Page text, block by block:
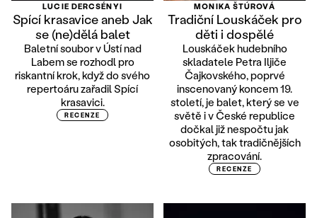
LUCIE DERCSÉNYI
Spící krasavice aneb Jak
se (ne)dělá balet
Baletní soubor v Ústí nad
Labem se rozhodl pro
riskantní krok, když do svého
repertoáru zařadil Spící
krasavici.
RECENZE
MONIKA ŠTÚROVÁ
Tradiční Louskáček pro
děti i dospělé
Louskáček hudebního
skladatele Petra Iljiče
Čajkovského, poprvé
inscenovaný koncem 19.
století, je balet, který se ve
světě i v České republice
dočkal již nespočtu jak
osobitých, tak tradičnějších
zpracování.
RECENZE